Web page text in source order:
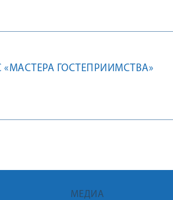
ГОСТЕПРИИМСТВА»
МЕДИА